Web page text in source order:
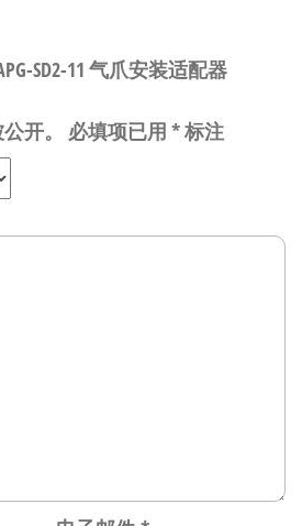
SD2-11 气爪安装适配器
开。
必填项已用 *标注